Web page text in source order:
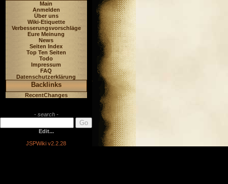
Main
Anmelden
Über uns
Wiki-Etiquette
Verbesserungsvorschläge
Eure Meinung
News
Seiten Index
Top Ten Seiten
Todo
Impressum
FAQ
Datenschutzerklärung
Backlinks
RecentChanges
- search -
Edit...
JSPWiki v2.2.28